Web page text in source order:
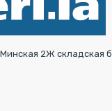
Минская 2Ж складская